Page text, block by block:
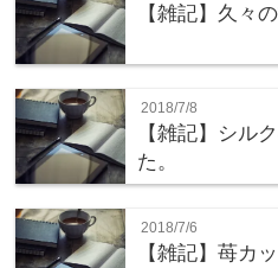
【雑記】久々
2018/7/8
【雑記】シル
た。
2018/7/6
【雑記】苺カ